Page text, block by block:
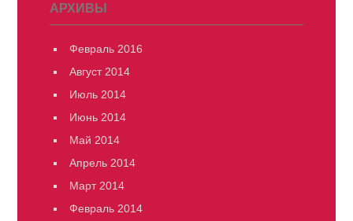
АРХИВЫ
Февраль 2016
Август 2014
Июль 2014
Июнь 2014
Май 2014
Апрель 2014
Март 2014
Февраль 2014